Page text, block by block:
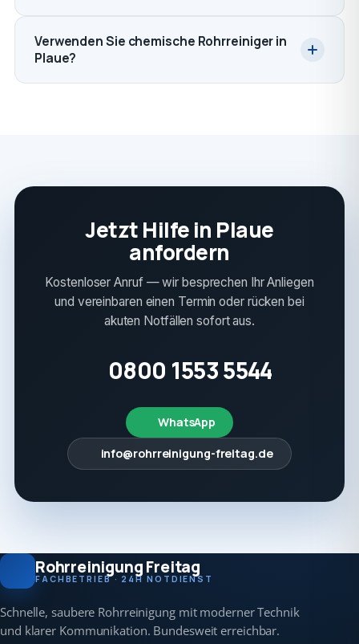
Verwenden Sie chemische Rohrreiniger in
Plaue?
Jetzt Hilfe in Plaue
anfordern
Kostenloser Anruf — wir besprechen Ihr Anliegen
und vereinbaren einen Termin oder rücken bei
akuten Notfällen sofort aus.
0800 1553 5544
WhatsApp
info@rohrreinigung-freitag.de
Rohrreinigung Freitag
FACHBETRIEB · 24H NOTDIENST
Schnelle, saubere Rohrreinigung mit moderner Technik
und klarer Kommunikation. Bundesweit erreichbar.